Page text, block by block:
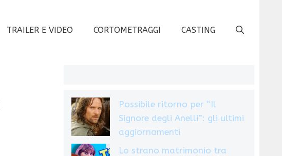
TRAILER E VIDEO CORTOMETRAGGI CASTING
Possibile ritorno per “Il
Signore degli Anelli”: gli ultimi
aggiornamenti
Lo strano matrimonio tra